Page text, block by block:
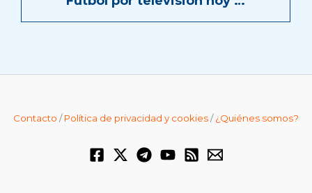
Contacto /Política de privacidad y cookies/¿Quiénes somos?